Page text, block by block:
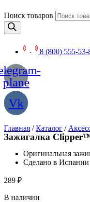
Поиск товаров
8 (800) 555-53-
plane
Vk
Главная /Каталог /
Зажигалка
Оригинальная
Сделано в Испании
289 ₽
В наличии